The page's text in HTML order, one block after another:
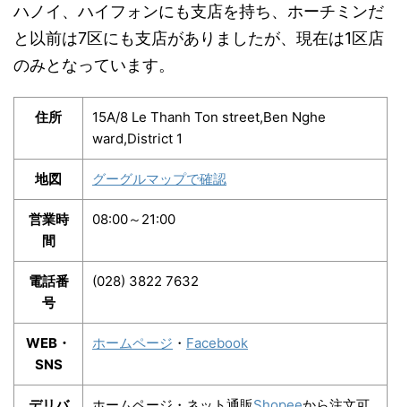
ハノイ、ハイフォンにも支店を持ち、ホーチミンだ
と以前は7区にも支店がありましたが、現在は1区店
のみとなっています。
住所
15A/8 Le Thanh Ton street,Ben Nghe
ward,District 1
地図 グーグルマップで確認
営業時
間
08:00～21:00
電話番
号
(028) 3822 7632
WEB・
SNS
ホームページ ・ Facebook